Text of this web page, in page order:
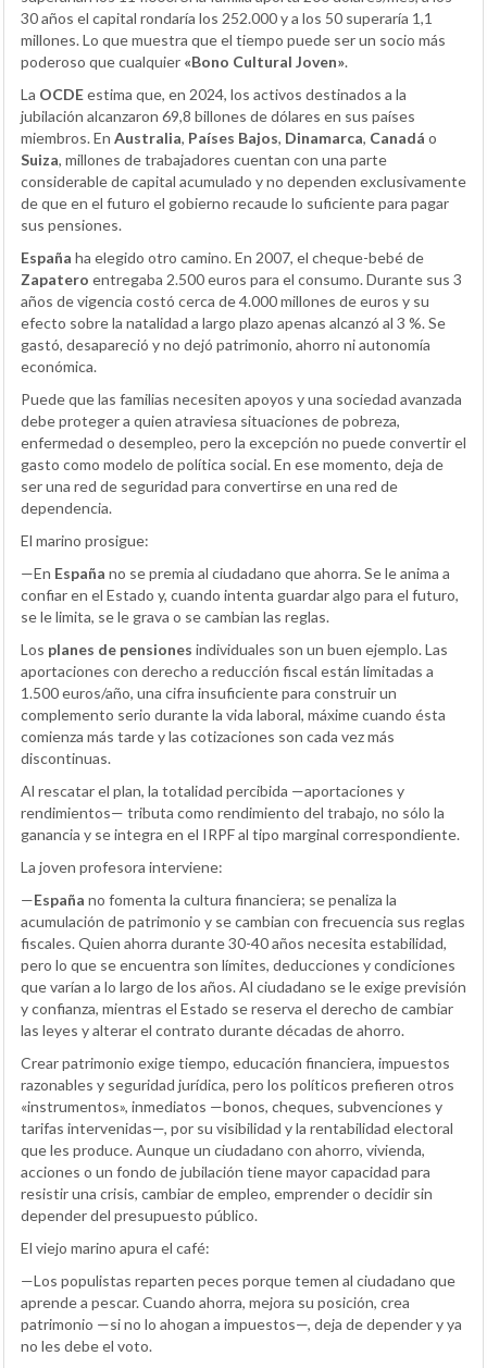
30 años el capital rondaría los 252.000 y a los 50 superaría 1,1
millones. Lo que muestra que el tiempo puede ser un socio más
poderoso que cualquier «Bono Cultural Joven».
La OCDEestima que, en 2024, los activos destinados a la
jubilación alcanzaron 69,8 billones de dólares en sus países
miembros. En Australia, Países Bajos, Dinamarca, Canadá o
Suiza, millones de trabajadores cuentan con una parte
considerable de capital acumulado y no dependen exclusivamente
de que en el futuro el gobierno recaude lo suficiente para pagar
sus pensiones.
España ha elegido otro camino. En 2007, el cheque-bebé de
Zapatero entregaba 2.500 euros para el consumo. Durante sus 3
años de vigencia costó cerca de 4.000 millones de euros y su
efecto sobre la natalidad a largo plazo apenas alcanzó al 3 %. Se
gastó, desapareció y no dejó patrimonio, ahorro ni autonomía
económica.
Puede que las familias necesiten apoyos y una sociedad avanzada
debe proteger a quien atraviesa situaciones de pobreza,
enfermedad o desempleo, pero la excepción no puede convertir el
gasto como modelo de política social. En ese momento, deja de
ser una red de seguridad para convertirse en una red de
dependencia.
El marino prosigue:
—En España no se premia al ciudadano que ahorra. Se le anima a
confiar en el Estado y, cuando intenta guardar algo para el futuro,
se le limita, se le grava o se cambian las reglas.
Los planes de pensiones individuales son un buen ejemplo. Las
aportaciones con derecho a reducción fiscal están limitadas a
1.500 euros/año, una cifra insuficiente para construir un
complemento serio durante la vida laboral, máxime cuando ésta
comienza más tarde y las cotizaciones son cada vez más
discontinuas.
Al rescatar el plan, la totalidad percibida —aportaciones y
rendimientos— tributa como rendimiento del trabajo, no sólo la
ganancia y se integra en el IRPF al tipo marginal correspondiente.
La joven profesora interviene:
—España no fomenta la cultura financiera; se penaliza la
acumulación de patrimonio y se cambian con frecuencia sus reglas
fiscales. Quien ahorra durante 30-40 años necesita estabilidad,
pero lo que se encuentra son límites, deducciones y condiciones
que varían a lo largo de los años. Al ciudadano se le exige previsión
y confianza, mientras el Estado se reserva el derecho de cambiar
las leyes y alterar el contrato durante décadas de ahorro.
Crear patrimonio exige tiempo, educación financiera, impuestos
razonables y seguridad jurídica, pero los políticos prefieren otros
«instrumentos», inmediatos —bonos, cheques, subvenciones y
tarifas intervenidas—, por su visibilidad y la rentabilidad electoral
que les produce. Aunque un ciudadano con ahorro, vivienda,
acciones o un fondo de jubilación tiene mayor capacidad para
resistir una crisis, cambiar de empleo, emprender o decidir sin
depender del presupuesto público.
El viejo marino apura el café:
—Los populistas reparten peces porque temen al ciudadano que
aprende a pescar. Cuando ahorra, mejora su posición, crea
patrimonio —si no lo ahogan a impuestos—, deja de depender y ya
no les debe el voto.